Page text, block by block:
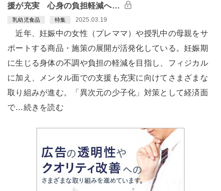
援が充実 心身の負担軽減へ…
乳幼児食品 特集 2025.03.19
近年、妊娠中の女性（プレママ）や授乳中の母親をサ
ポートする商品・施策の展開が活発化している。妊娠期
に生じる身体の不調や負担の軽減を目指し、フィジカル
に加え、メンタル面での支援も充実に向けてさまざまな
取り組みが進む。「異次元の少子化」対策として経済面
で…続きを読む